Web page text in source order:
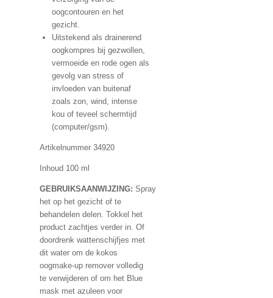
oogcontouren en het
gezicht.
Uitstekend als drainerend
oogkompres bij gezwollen,
vermoeide en rode ogen als
gevolg van stress of
invloeden van buitenaf
zoals zon, wind, intense
kou of teveel schermtijd
(computer/gsm).
Artikelnummer 34920
Inhoud 100 ml
GEBRUIKSAANWIJZING: Spray
het op het gezicht of te
behandelen delen. Tokkel het
product zachtjes verder in. Of
doordrenk wattenschijfjes met
dit water om de kokos
oogmake-up remover volledig
te verwijderen of om het Blue
mask met azuleen voor